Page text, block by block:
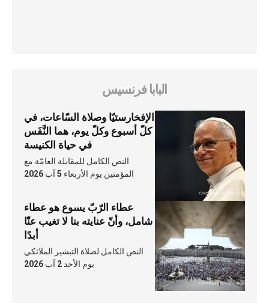
البابا فرنسيس
الإفخارستيّا وصلاة السّاعات، في
كلّ أسبوع وكلّ يوم، هما النَّفَس
في حياة الكنيسة
النص الكامل للمقابلة العامّة مع
المؤمنين يوم الأربعاء 5 آب 2026
عطاء الرّبّ يسوع هو عطاء
شامل، وأنّ عنايته بنا لا تغيب عنّا
أبدًا
النص الكامل لصلاة التبشير الملائكي
يوم الأحد 2 آب 2026